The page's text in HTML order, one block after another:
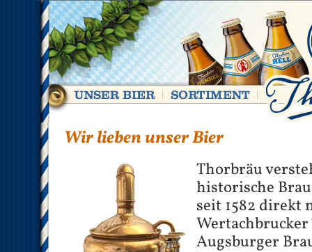
Wir lieben unser Bier
Thorbräu
historische
seit 1582 direkt
Augsburger